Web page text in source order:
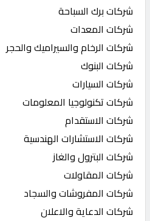
شركات برك السباحة
شركات المعدات
شركات الرخام والسيراميك والحجر
شركات البنوك
شركات السيارات
شركات تكنولوجيا المعلومات
شركات الاستقدام
شركات الاستشارات الهندسية
شركات البترول والغاز
شركات المقاولات
شركات المفروشات والسجاد
شركات الدعاية والاعلان